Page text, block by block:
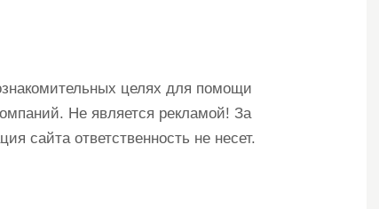
целях для помощи
Не является рекламой! За
сайта ответственность не несет.